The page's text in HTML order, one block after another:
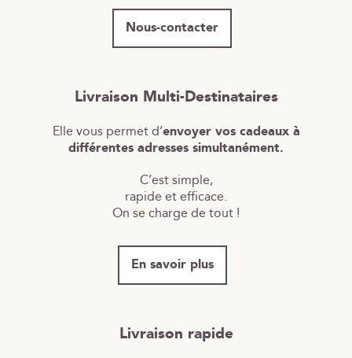
Nous-contacter
Livraison Multi-Destinataires
Elle vous permet d’envoyer vos cadeaux à
différentes adresses simultanément.
C’est simple,
rapide et efficace.
On se charge de tout !
En savoir plus
Livraison rapide